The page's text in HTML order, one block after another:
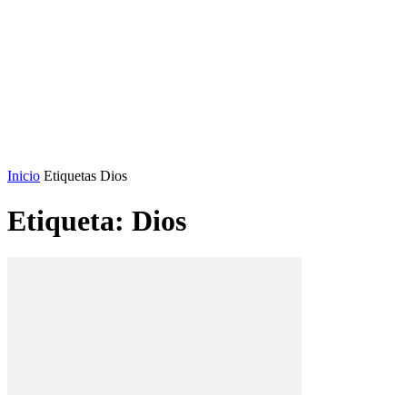
Inicio Etiquetas Dios
Etiqueta: Dios